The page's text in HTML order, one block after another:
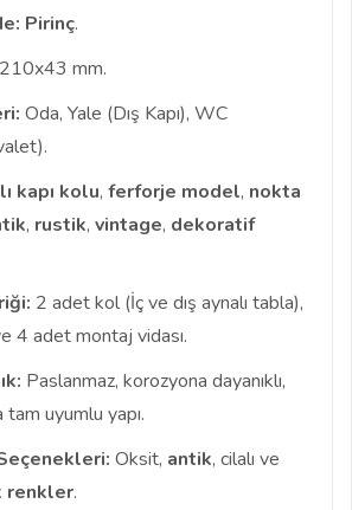
Pirinç.
210x43 mm.
Oda, Yale (Dış Kapı), WC
kapı kolu, ferforje model, nokta
, rustik, vintage, dekoratif
2 adet kol (İç ve dış aynalı tabla),
4 adet montaj vidası.
Paslanmaz, korozyona dayanıklı,
tam uyumlu yapı.
Oksit, antik, cilalı ve
renkler.